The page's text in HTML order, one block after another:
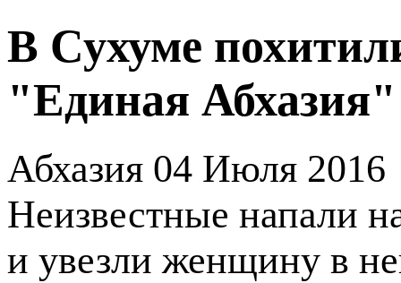
В Сухуме
"Единая Абхазия"
Абхазия 04 Июля 2016
Неизвестные напали
и увезли женщину в